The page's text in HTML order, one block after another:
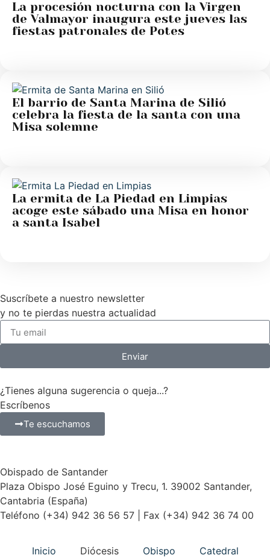
La procesión nocturna con la Virgen
de Valmayor inaugura este jueves las
fiestas patronales de Potes
El barrio de Santa Marina de Silió
celebra la fiesta de la santa con una
Misa solemne
La ermita de La Piedad en Limpias
acoge este sábado una Misa en honor
a santa Isabel
Suscríbete a nuestro newsletter
y no te pierdas nuestra actualidad
Enviar
¿Tienes alguna sugerencia o queja...?
Escríbenos
Te escuchamos
Obispado de Santander
Plaza Obispo José Eguino y Trecu, 1. 39002 Santander,
Cantabria (España)
Teléfono (+34) 942 36 56 57 | Fax (+34) 942 36 74 00
Inicio Diócesis Obispo Catedral